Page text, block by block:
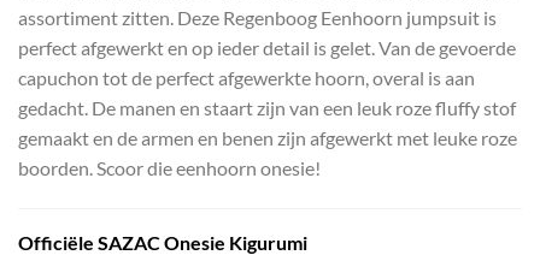
assortiment zitten. Deze Regenboog Eenhoorn jumpsuit is
perfect afgewerkt en op ieder detail is gelet. Van de gevoerde
capuchon tot de perfect afgewerkte hoorn, overal is aan
gedacht. De manen en staart zijn van een leuk roze fluffy stof
gemaakt en de armen en benen zijn afgewerkt met leuke roze
boorden. Scoor die eenhoorn onesie!
Officiële SAZAC Onesie Kigurumi